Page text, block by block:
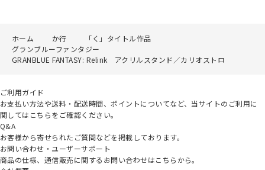
ホーム か行
「く」タイトル作品
グランブルーファンタジー
GRANBLUE FANTASY: Relink アクリルスタンド／カリオストロ
ご利用ガイド
お支払い方法や送料・配送時間、ポイントについてなど、当サイトのご利用に
関してはこちらをご確認ください。
Q&A
お客様から寄せられたご質問などを掲載しております。
お問い合わせ・ユーザーサポート
商品の仕様、通信販売に関するお問い合わせはこちらから。